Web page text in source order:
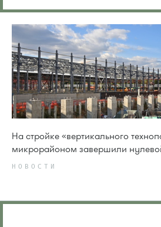
На стройке «вертикального
микрорайоном завершили
НОВОСТИ